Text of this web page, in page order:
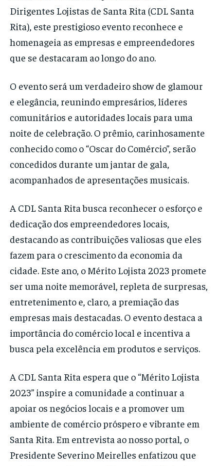
Dirigentes Lojistas de Santa Rita (CDL Santa
Rita), este prestigioso evento reconhece e
homenageia as empresas e empreendedores
que se destacaram ao longo do ano.
O evento será um verdadeiro show de glamour
e elegância, reunindo empresários, líderes
comunitários e autoridades locais para uma
noite de celebração. O prêmio, carinhosamente
conhecido como o “Oscar do Comércio”, serão
concedidos durante um jantar de gala,
acompanhados de apresentações musicais.
A CDL Santa Rita busca reconhecer o esforço e
dedicação dos empreendedores locais,
destacando as contribuições valiosas que eles
fazem para o crescimento da economia da
cidade. Este ano, o Mérito Lojista 2023 promete
ser uma noite memorável, repleta de surpresas,
entretenimento e, claro, a premiação das
empresas mais destacadas. O evento destaca a
importância do comércio local e incentiva a
busca pela excelência em produtos e serviços.
A CDL Santa Rita espera que o “Mérito Lojista
2023” inspire a comunidade a continuar a
apoiar os negócios locais e a promover um
ambiente de comércio próspero e vibrante em
Santa Rita. Em entrevista ao nosso portal, o
Presidente Severino Meirelles enfatizou que